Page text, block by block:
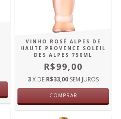
VINHO ROSÉ ALPES DE
HAUTE PROVENCE SOLEIL
DES ALPES 750ML
R$99,00
3X DE R$33,00 SEM JUROS
COMPRAR